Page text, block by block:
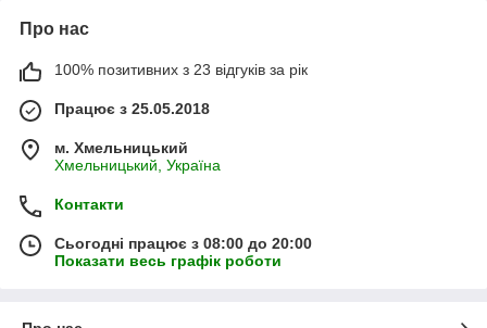
Про нас
100% позитивних з 23 відгуків за рік
Працює з 25.05.2018
м. Хмельницький
Хмельницький, Україна
Контакти
Сьогодні працює з 08:00 до 20:00
Показати весь графік роботи